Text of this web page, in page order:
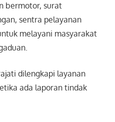
bermotor, surat
sentra pelayanan
melayani masyarakat
dilengkapi layanan
ada laporan tindak